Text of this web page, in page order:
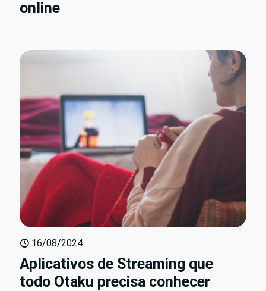
online
16/08/2024
Aplicativos de Streaming que
todo Otaku precisa conhecer